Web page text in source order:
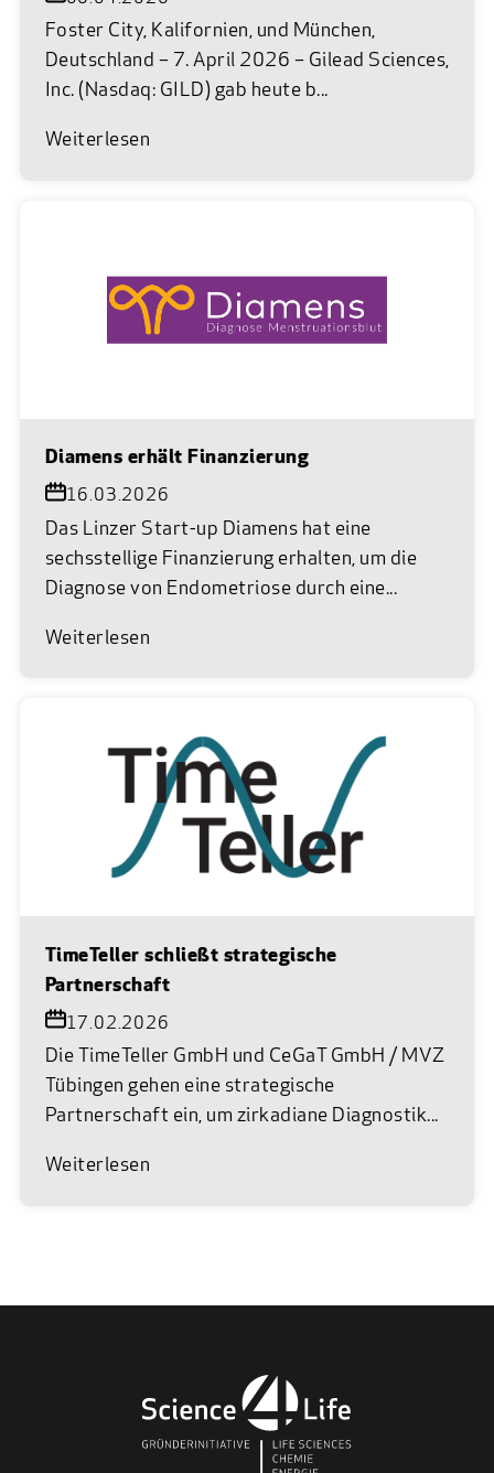
Foster City, Kalifornien, und München,
Deutschland – 7. April 2026 – Gilead Sciences,
Inc. (Nasdaq: GILD) gab heute b...
Weiterlesen
Diamens erhält Finanzierung
16.03.2026
Das Linzer Start-up Diamens hat eine
sechsstellige Finanzierung erhalten, um die
Diagnose von Endometriose durch eine...
Weiterlesen
TimeTeller schließt strategische
Partnerschaft
17.02.2026
Die TimeTeller GmbH und CeGaT GmbH / MVZ
Tübingen gehen eine strategische
Partnerschaft ein, um zirkadiane Diagnostik...
Weiterlesen